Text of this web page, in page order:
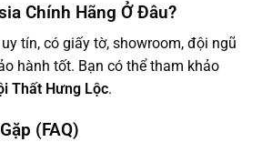
Chính Hãng Ở Đâu?
tín, có giấy tờ, showroom, đội ngũ
hành tốt. Bạn có thể tham khảo
Thất Hưng Lộc.
(FAQ)